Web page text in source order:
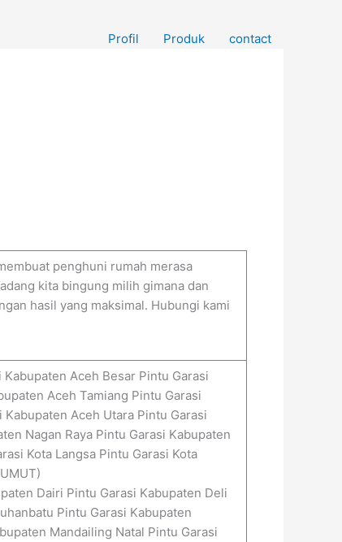
Profil Produk contact
penghuni rumah merasa
kita bingung milih gimana dan
hasil yang maksimal. Hubungi kami
Aceh Besar Pintu Garasi
Aceh Tamiang Pintu Garasi
Aceh Utara Pintu Garasi
Nagan Raya Pintu Garasi Kabupaten
Kota Langsa Pintu Garasi Kota
Dairi Pintu Garasi Kabupaten Deli
Pintu Garasi Kabupaten
Mandailing Natal Pintu Garasi